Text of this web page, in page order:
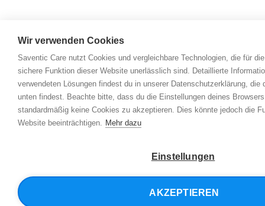
Wir verwenden Cookies
Saventic Care nutzt Cookies und vergleichbare Technologien, die für
sichere Funktion dieser Website unerlässlich sind. Detaillierte
verwendeten Lösungen findest du in unserer Datenschutzerklärung, die
unten findest. Beachte bitte, dass du die Einstellungen deines
standardmäßig keine Cookies zu akzeptieren. Dies könnte jedoch die
Website beeinträchtigen. Mehr dazu
Einstellungen
AKZEPTIEREN